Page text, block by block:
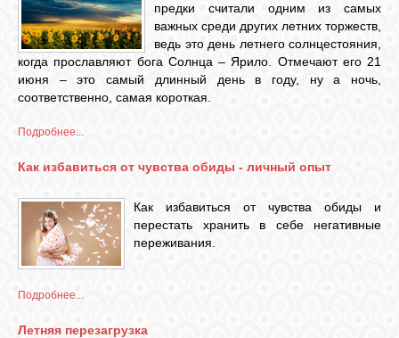
предки считали одним из самых
важных среди других летних торжеств,
ведь это день летнего солнцестояния,
когда прославляют бога Солнца – Ярило. Отмечают его 21
июня – это самый длинный день в году, ну а ночь,
соответственно, самая короткая.
Подробнее...
Как избавиться от чувства обиды - личный опыт
Как избавиться от чувства обиды и
перестать хранить в себе негативные
переживания.
Подробнее...
Летняя перезагрузка